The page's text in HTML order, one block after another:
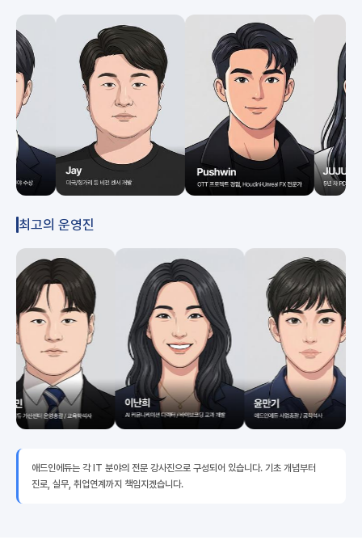
최고의 운영진
애드인에듀는 각 IT 분야의 전문 강사진으로 구성되어 있습니다. 기초 개념부터
진로, 실무, 취업연계까지 책임지겠습니다.